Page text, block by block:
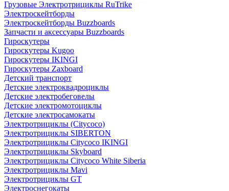
Грузовые Электротрициклы RuTrike
Электроскейтборды
Электроскейтборды Buzzboards
Запчасти и аксессуары Buzzboards
Гироскутеры
Гироскутеры Kugoo
Гироскутеры IKINGI
Гироскутеры Zaxboard
Детский транспорт
Детские электроквадроциклы
Детские электробеговелы
Детские электромотоциклы
Детские электросамокаты
Электротрициклы (Citycoco)
Электротрициклы SIBERTON
Электротрициклы Citycoco IKINGI
Электротрициклы Skyboard
Электротрициклы Citycoco White Siberia
Электротрициклы Mavi
Электротрициклы GT
Электроснегокаты